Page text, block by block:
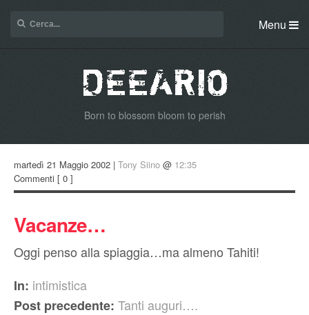
Menu
Born to blossom bloom to perish
martedì 21 Maggio 2002 | Tony Siino @ 12:35
Commenti [ 0 ]
Vacanze…
Oggi penso alla spiaggia…ma almeno Tahiti!
In: intimistica
Post precedente: Tanti auguri….